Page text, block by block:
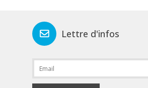
Lettre d'infos